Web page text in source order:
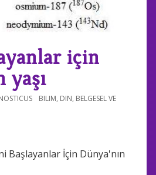
için
yaşı
BILIM, DIN, BELGESEL VE
Başlayanlar İçin Dünya'nın